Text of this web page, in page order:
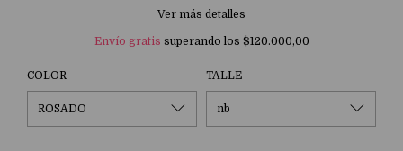
Ver más detalles
Envío gratis superando los $120.000,00
COLOR TALLE